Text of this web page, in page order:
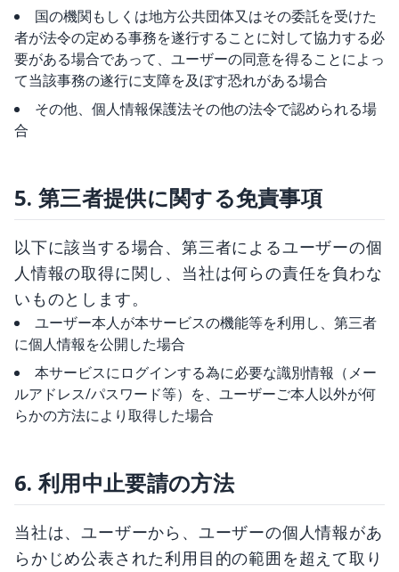
国の機関もしくは地方公共団体又はその委託を受けた
者が法令の定める事務を遂行することに対して協力する必
要がある場合であって、ユーザーの同意を得ることによっ
て当該事務の遂行に支障を及ぼす恐れがある場合
その他、個人情報保護法その他の法令で認められる場
合
5. 第三者提供に関する免責事項
以下に該当する場合、第三者によるユーザーの個
人情報の取得に関し、当社は何らの責任を負わな
いものとします。
ユーザー本人が本サービスの機能等を利用し、第三者
に個人情報を公開した場合
本サービスにログインする為に必要な識別情報（メー
ルアドレス/パスワード等）を、ユーザーご本人以外が何
らかの方法により取得した場合
6. 利用中止要請の方法
当社は、ユーザーから、ユーザーの個人情報があ
らかじめ公表された利用目的の範囲を超えて取り